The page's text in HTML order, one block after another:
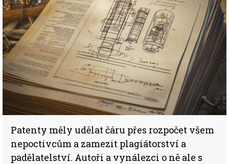
Patenty měly udělat čáru přes rozpočet všem
nepoctivcům a zamezit plagiátorství a
padělatelství. Autoři a vynálezci o ně ale s